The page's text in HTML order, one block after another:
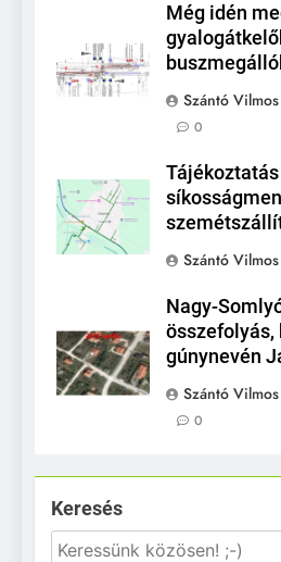
Még idén
Szántó Vilmos
0
Tájékoztatás
Szántó Vilmos
Nagy-
összefolyás,
gúnynevén
Szántó Vilmos
0
Keresés